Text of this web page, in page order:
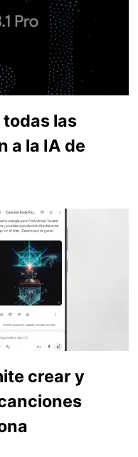
todas las
a la IA de
crear y